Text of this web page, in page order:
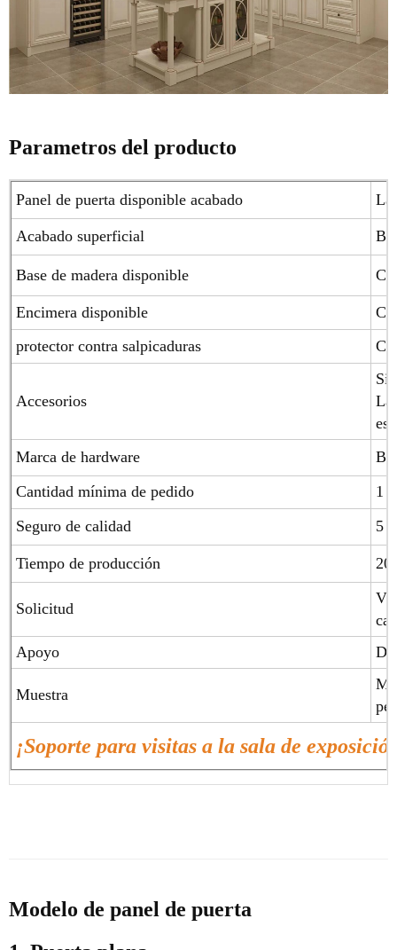
Parametros del producto
Panel de puerta disponible acabado
Acabado superficial
Base de madera disponible
Encimera disponible
protector contra salpicaduras
Accesorios
Marca de hardware
Cantidad mínima de pedido
1
Seguro de calidad
5
Tiempo de producción
Solicitud
Apoyo
Muestra
¡Soporte para visitas a la sala de
Modelo de panel de puerta